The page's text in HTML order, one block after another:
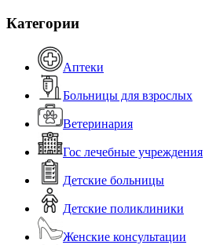
Категории
Аптеки
Больницы для взрослых
Ветеринария
Гос лечебные учреждения
Детские больницы
Детские поликлиники
Женские консультации